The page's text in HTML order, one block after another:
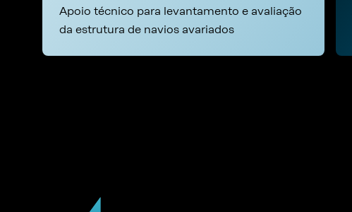
Apoio técnico para levantamento e avaliação
da estrutura de navios avariados